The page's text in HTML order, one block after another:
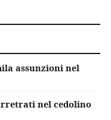
assunzioni nel
nel cedolino